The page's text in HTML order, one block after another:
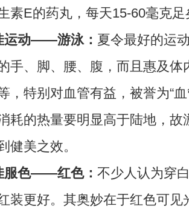
素E的药丸，每天15-60毫克足
运动——游泳： 夏令最好的运
手、脚、腰、腹，而且惠及体
，特别对血管有益，被誉为“
耗的热量要明显高于陆地，故
健美之效。
服色——红色： 不少人认为穿
装更好。其奥妙在于红色可见